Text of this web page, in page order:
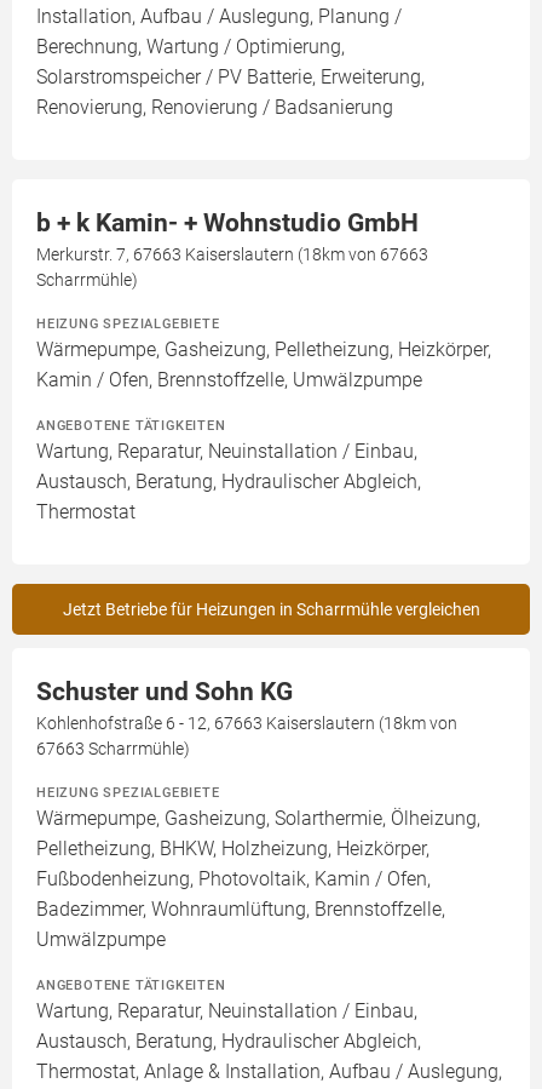
Installation, Aufbau / Auslegung, Planung /
Berechnung, Wartung / Optimierung,
Solarstromspeicher / PV Batterie, Erweiterung,
Renovierung, Renovierung / Badsanierung
b + k Kamin- + Wohnstudio GmbH
Merkurstr. 7, 67663 Kaiserslautern (18km von 67663
Scharrmühle)
HEIZUNG SPEZIALGEBIETE
Wärmepumpe, Gasheizung, Pelletheizung, Heizkörper,
Kamin / Ofen, Brennstoffzelle, Umwälzpumpe
ANGEBOTENE TÄTIGKEITEN
Wartung, Reparatur, Neuinstallation / Einbau,
Austausch, Beratung, Hydraulischer Abgleich,
Thermostat
Jetzt Betriebe für Heizungen in Scharrmühle vergleichen
Schuster und Sohn KG
Kohlenhofstraße 6 - 12, 67663 Kaiserslautern (18km von
67663 Scharrmühle)
HEIZUNG SPEZIALGEBIETE
Wärmepumpe, Gasheizung, Solarthermie, Ölheizung,
Pelletheizung, BHKW, Holzheizung, Heizkörper,
Fußbodenheizung, Photovoltaik, Kamin / Ofen,
Badezimmer, Wohnraumlüftung, Brennstoffzelle,
Umwälzpumpe
ANGEBOTENE TÄTIGKEITEN
Wartung, Reparatur, Neuinstallation / Einbau,
Austausch, Beratung, Hydraulischer Abgleich,
Thermostat, Anlage & Installation, Aufbau / Auslegung,